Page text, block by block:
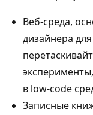
Веб-среда,
дизайнера
в low-code
Записные